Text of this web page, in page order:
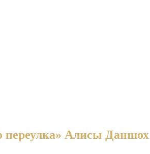
переулка» Алисы Даншох